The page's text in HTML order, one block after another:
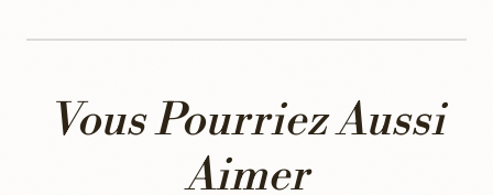
Vous Pourriez Aussi
Aimer